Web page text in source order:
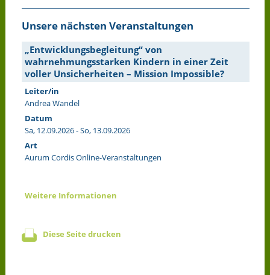
Unsere nächsten Veranstaltungen
„Entwicklungsbegleitung“ von
wahrnehmungsstarken Kindern in einer Zeit
voller Unsicherheiten – Mission Impossible?
Leiter/in
Andrea Wandel
Datum
Sa, 12.09.2026 - So, 13.09.2026
Art
Aurum Cordis Online-Veranstaltungen
Weitere Informationen
Diese Seite drucken